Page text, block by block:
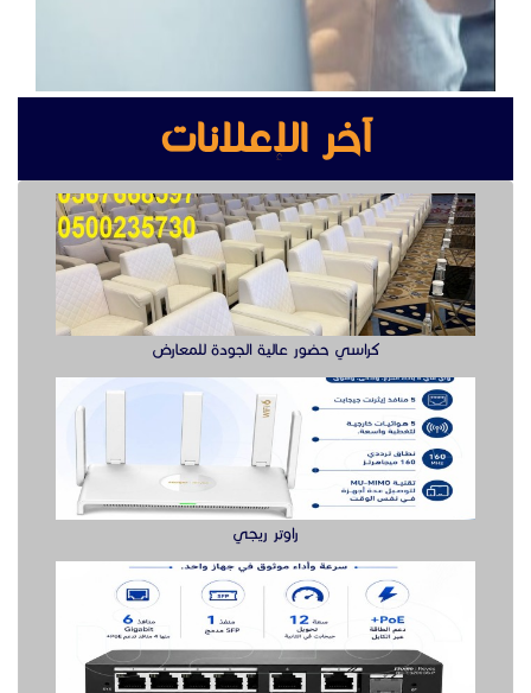
كراسي حضور عالية الجودة للمعارض
راوتر ريجي
سويتش ريجي سرعة وأداء موثوق لشبكتك
بوابه مواقف السيارات بوابة دخول وخروج